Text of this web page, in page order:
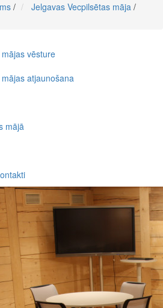
/ Jelgavas Vecpilsētas māja /
vēsture
atjaunošana
mājā